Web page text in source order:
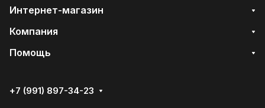
Интернет-магазин
Компания
Помощь
+7 (991) 897-34-23